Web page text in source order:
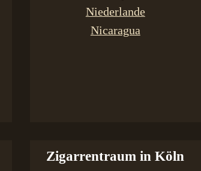
Niederlande
Nicaragua
Zigarrentraum in Köln